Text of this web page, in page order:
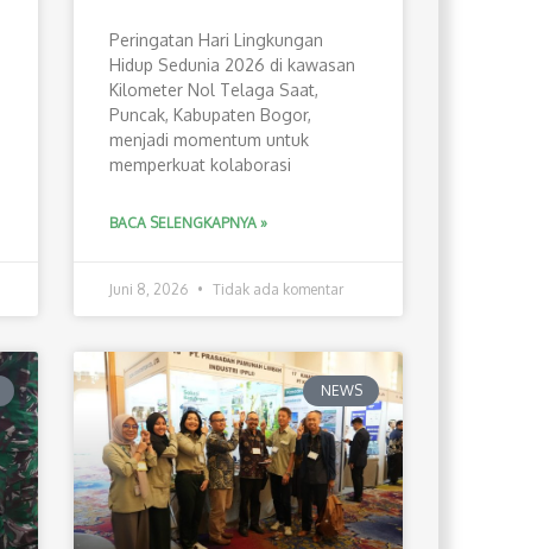
Peringatan Hari Lingkungan
Hidup Sedunia 2026 di kawasan
Kilometer Nol Telaga Saat,
Puncak, Kabupaten Bogor,
menjadi momentum untuk
memperkuat kolaborasi
BACA SELENGKAPNYA »
Juni 8, 2026 Tidak ada komentar
NEWS